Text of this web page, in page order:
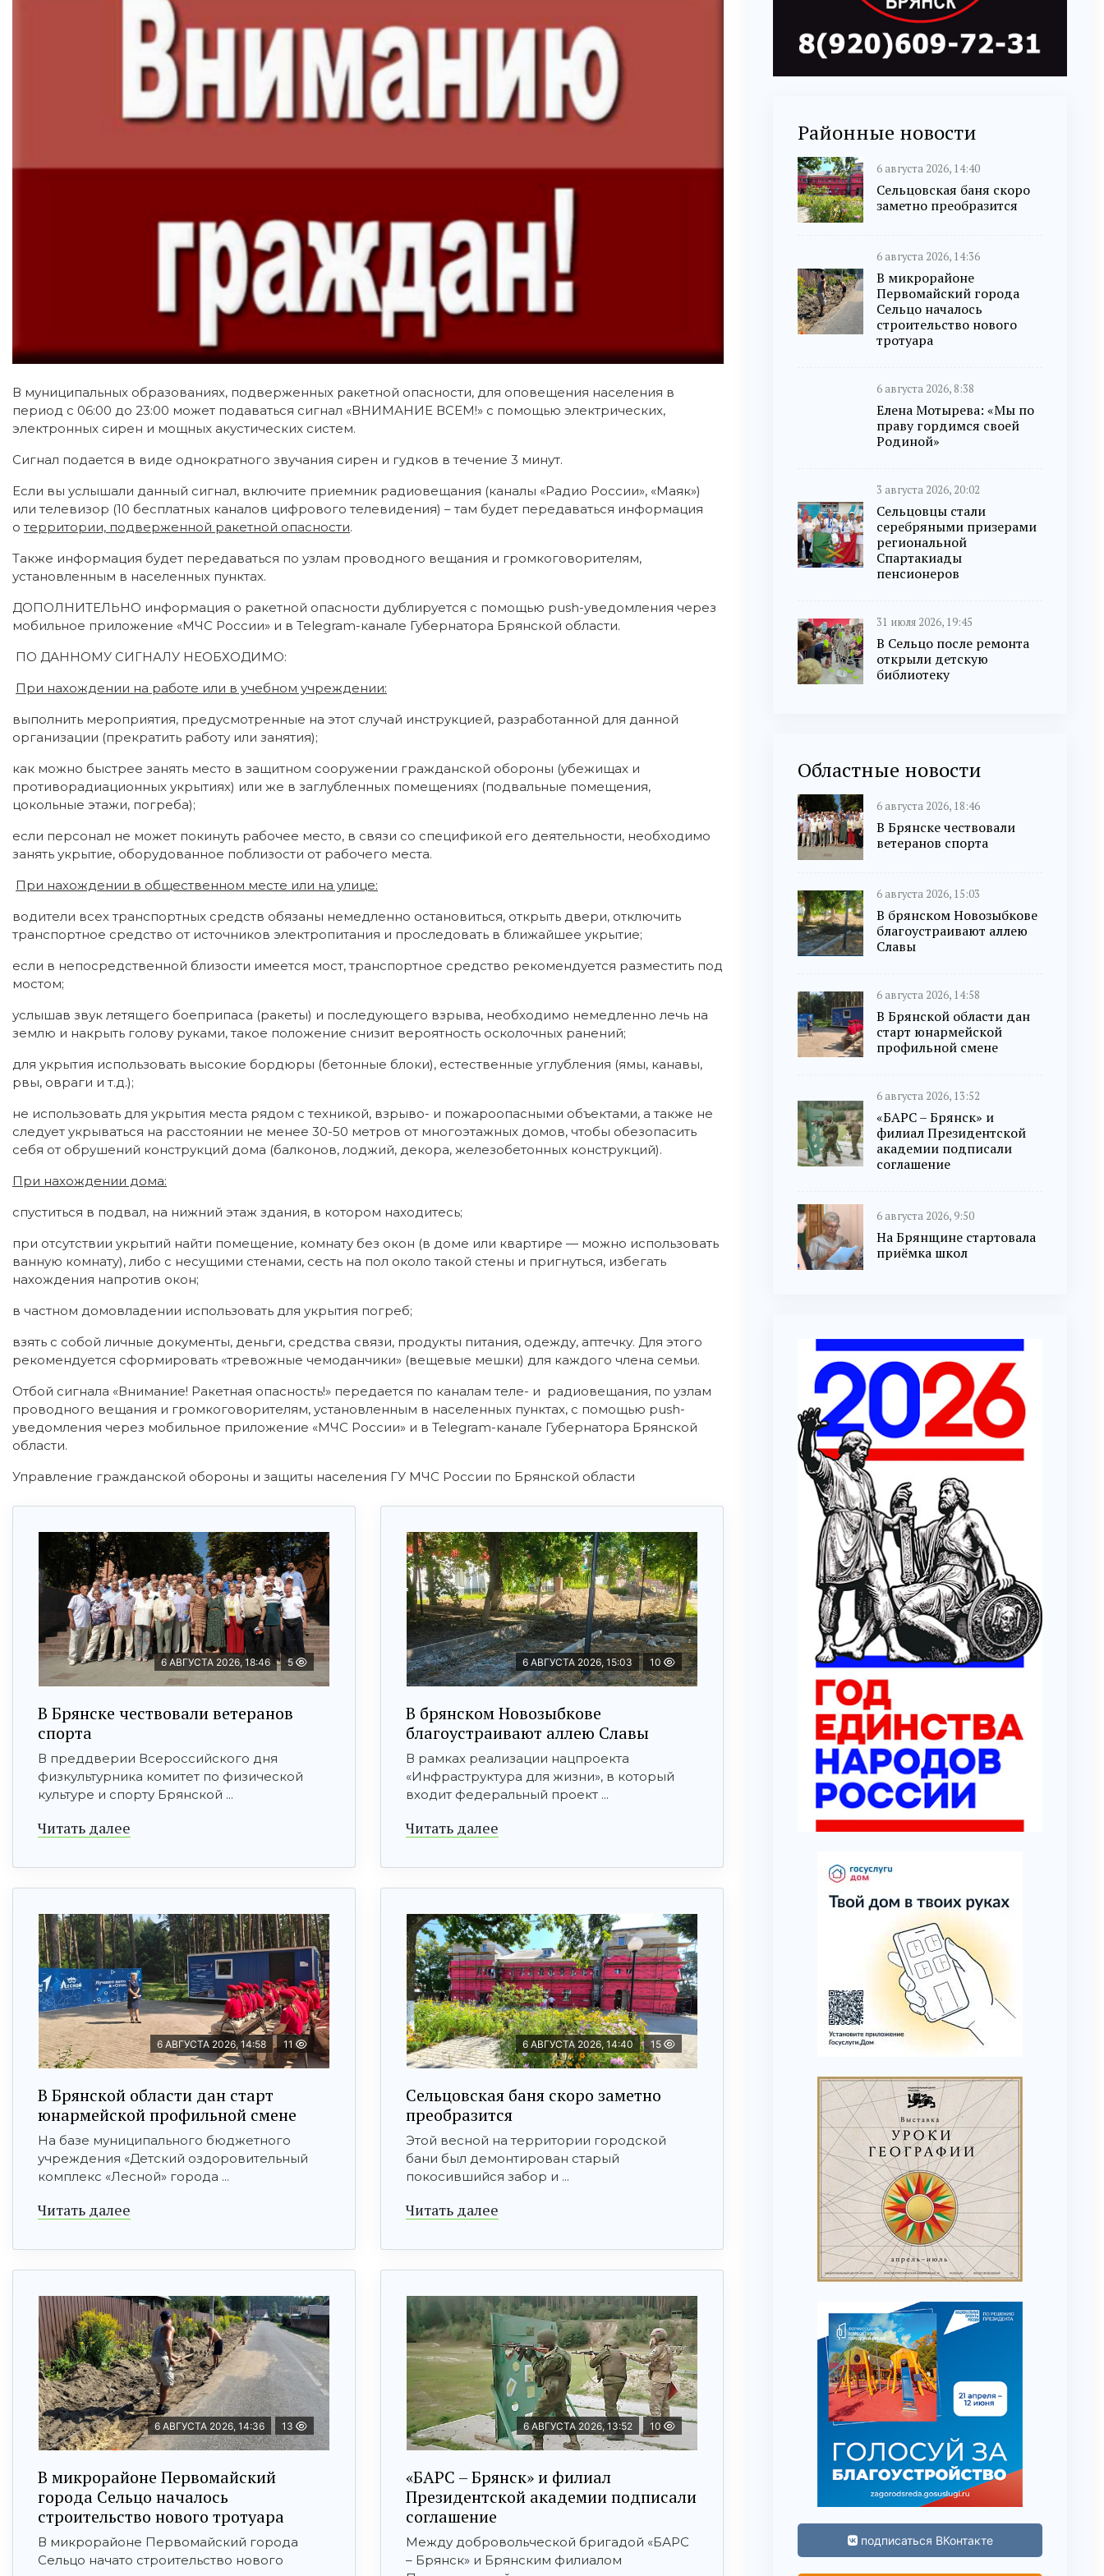
В муниципальных образованиях, подверженных ракетной опасности, для оповещения населения в
период с 06:00 до 23:00 может подаваться сигнал «ВНИМАНИЕ ВСЕМ!» с помощью электрических,
электронных сирен и мощных акустических систем.
Сигнал подается в виде однократного звучания сирен и гудков в течение 3 минут.
Если вы услышали данный сигнал, включите приемник радиовещания (каналы «Радио России», «Маяк»)
или телевизор (10 бесплатных каналов цифрового телевидения) – там будет передаваться информация
о территории, подверженной ракетной опасности.
Также информация будет передаваться по узлам проводного вещания и громкоговорителям,
установленным в населенных пунктах.
ДОПОЛНИТЕЛЬНО информация о ракетной опасности дублируется с помощью push-уведомления через
мобильное приложение «МЧС России» и в Telegram-канале Губернатора Брянской области.
ПО ДАННОМУ СИГНАЛУ НЕОБХОДИМО:
При нахождении на работе или в учебном учреждении:
выполнить мероприятия, предусмотренные на этот случай инструкцией, разработанной для данной
организации (прекратить работу или занятия);
как можно быстрее занять место в защитном сооружении гражданской обороны (убежищах и
противорадиационных укрытиях) или же в заглубленных помещениях (подвальные помещения,
цокольные этажи, погреба);
если персонал не может покинуть рабочее место, в связи со спецификой его деятельности, необходимо
занять укрытие, оборудованное поблизости от рабочего места.
При нахождении в общественном месте или на улице:
водители всех транспортных средств обязаны немедленно остановиться, открыть двери, отключить
транспортное средство от источников электропитания и проследовать в ближайшее укрытие;
если в непосредственной близости имеется мост, транспортное средство рекомендуется разместить под
мостом;
услышав звук летящего боеприпаса (ракеты) и последующего взрыва, необходимо немедленно лечь на
землю и накрыть голову руками, такое положение снизит вероятность осколочных ранений;
для укрытия использовать высокие бордюры (бетонные блоки), естественные углубления (ямы, канавы,
рвы, овраги и т.д.);
не использовать для укрытия места рядом с техникой, взрыво- и пожароопасными объектами, а также не
следует укрываться на расстоянии не менее 30-50 метров от многоэтажных домов, чтобы обезопасить
себя от обрушений конструкций дома (балконов, лоджий, декора, железобетонных конструкций).
При нахождении дома:
спуститься в подвал, на нижний этаж здания, в котором находитесь;
при отсутствии укрытий найти помещение, комнату без окон (в доме или квартире — можно использовать
ванную комнату), либо с несущими стенами, сесть на пол около такой стены и пригнуться, избегать
нахождения напротив окон;
в частном домовладении использовать для укрытия погреб;
взять с собой личные документы, деньги, средства связи, продукты питания, одежду, аптечку. Для этого
рекомендуется сформировать «тревожные чемоданчики» (вещевые мешки) для каждого члена семьи.
Отбой сигнала «Внимание! Ракетная опасность!» передается по каналам теле- и радиовещания, по узлам
проводного вещания и громкоговорителям, установленным в населенных пунктах, с помощью push-
уведомления через мобильное приложение «МЧС России» и в Telegram-канале Губернатора Брянской
области.
Управление гражданской обороны и защиты населения ГУ МЧС России по Брянской области
6 АВГУСТА 2026, 18:46 5
В Брянске чествовали ветеранов
спорта
В преддверии Всероссийского дня
физкультурника комитет по физической
культуре и спорту Брянской ...
Читать далее
6 АВГУСТА 2026, 15:03 10
В брянском Новозыбкове
благоустраивают аллею Славы
В рамках реализации нацпроекта
«Инфраструктура для жизни», в который
входит федеральный проект ...
Читать далее
6 АВГУСТА 2026, 14:58 11
В Брянской области дан старт
юнармейской профильной смене
На базе муниципального бюджетного
учреждения «Детский оздоровительный
комплекс «Лесной» города ...
Читать далее
6 АВГУСТА 2026, 14:40 15
Сельцовская баня скоро заметно
преобразится
Этой весной на территории городской
бани был демонтирован старый
покосившийся забор и ...
Читать далее
6 АВГУСТА 2026, 14:36 13
В микрорайоне Первомайский
города Сельцо началось
строительство нового тротуара
В микрорайоне Первомайский города
Сельцо начато строительство нового
6 АВГУСТА 2026, 13:52 10
«БАРС – Брянск» и филиал
Президентской академии подписали
соглашение
Между добровольческой бригадой «БАРС
– Брянск» и Брянским филиалом
Районные новости
6 августа 2026, 14:40
Сельцовская баня скоро
заметно преобразится
6 августа 2026, 14:36
В микрорайоне
Первомайский города
Сельцо началось
строительство нового
тротуара
6 августа 2026, 8:38
Елена Мотырева: «Мы по
праву гордимся своей
Родиной»
3 августа 2026, 20:02
Сельцовцы стали
серебряными призерами
региональной
Спартакиады
пенсионеров
31 июля 2026, 19:45
В Сельцо после ремонта
открыли детскую
библиотеку
Областные новости
6 августа 2026, 18:46
В Брянске чествовали
ветеранов спорта
6 августа 2026, 15:03
В брянском Новозыбкове
благоустраивают аллею
Славы
6 августа 2026, 14:58
В Брянской области дан
старт юнармейской
профильной смене
6 августа 2026, 13:52
«БАРС – Брянск» и
филиал Президентской
академии подписали
соглашение
6 августа 2026, 9:50
На Брянщине стартовала
приёмка школ
подписаться ВКонтакте